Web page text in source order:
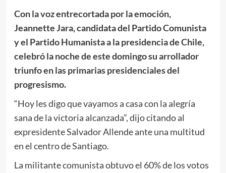
Con la voz entrecortada por la emoción,
Jeannette Jara, candidata del Partido Comunista
y el Partido Humanista a la presidencia de Chile,
celebró la noche de este domingo su arrollador
triunfo en las primarias presidenciales del
progresismo.
“Hoy les digo que vayamos a casa con la alegría
sana de la victoria alcanzada”, dijo citando al
expresidente Salvador Allende ante una multitud
en el centro de Santiago.
La militante comunista obtuvo el 60% de los votos